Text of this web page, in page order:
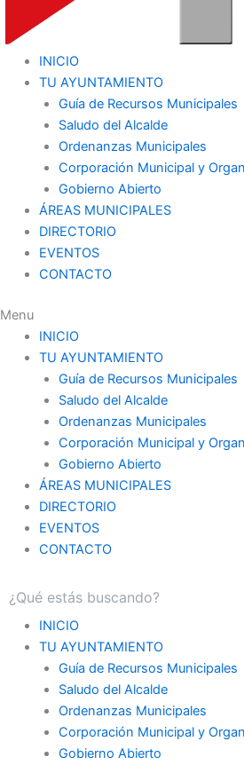
INICIO
TU AYUNTAMIENTO
Guía de Recursos Municipales
Saludo del Alcalde
Ordenanzas Municipales
Corporación Municipal y
Gobierno Abierto
ÁREAS MUNICIPALES
DIRECTORIO
EVENTOS
CONTACTO
Menu
INICIO
TU AYUNTAMIENTO
Guía de Recursos Municipales
Saludo del Alcalde
Ordenanzas Municipales
Corporación Municipal y
Gobierno Abierto
ÁREAS MUNICIPALES
DIRECTORIO
EVENTOS
CONTACTO
INICIO
TU AYUNTAMIENTO
Guía de Recursos Municipales
Saludo del Alcalde
Ordenanzas Municipales
Corporación Municipal y
Gobierno Abierto